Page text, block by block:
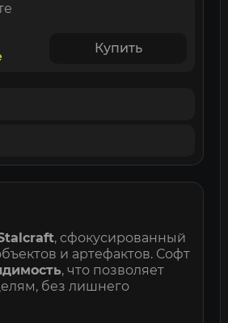
Купить
, сфокусированный
и артефактов. Софт
, что позволяет
без лишнего